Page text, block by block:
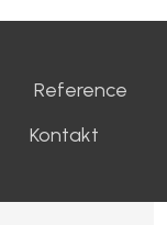
Reference
Kontakt